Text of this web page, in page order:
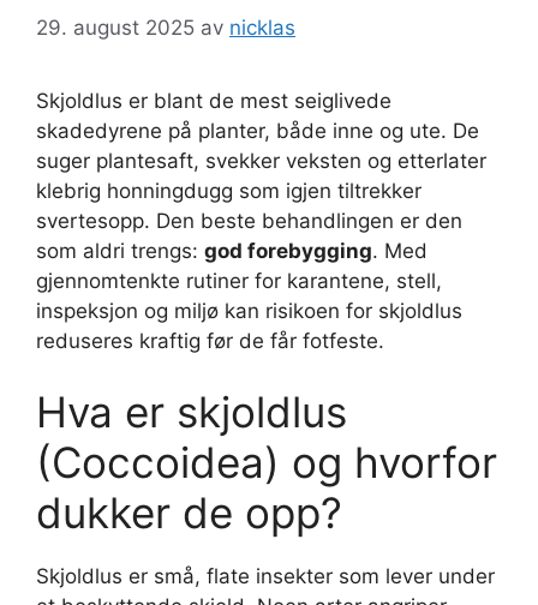
29. august 2025 av nicklas
Skjoldlus er blant de mest seiglivede
skadedyrene på planter, både inne og ute. De
suger plantesaft, svekker veksten og etterlater
klebrig honningdugg som igjen tiltrekker
svertesopp. Den beste behandlingen er den
som aldri trengs: god forebygging. Med
gjennomtenkte rutiner for karantene, stell,
inspeksjon og miljø kan risikoen for skjoldlus
reduseres kraftig før de får fotfeste.
Hva er skjoldlus
(Coccoidea) og hvorfor
dukker de opp?
Skjoldlus er små, flate insekter som lever under